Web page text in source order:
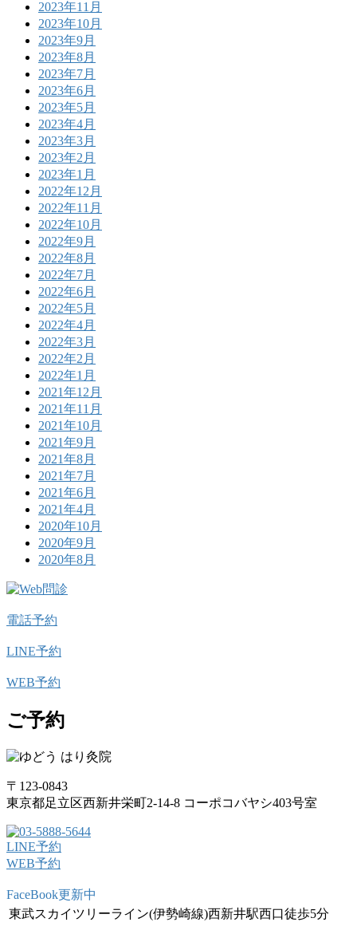
2023年11月
2023年10月
2023年9月
2023年8月
2023年7月
2023年6月
2023年5月
2023年4月
2023年3月
2023年2月
2023年1月
2022年12月
2022年11月
2022年10月
2022年9月
2022年8月
2022年7月
2022年6月
2022年5月
2022年4月
2022年3月
2022年2月
2022年1月
2021年12月
2021年11月
2021年10月
2021年9月
2021年8月
2021年7月
2021年6月
2021年4月
2020年10月
2020年9月
2020年8月
電話予約
LINE予約
WEB予約
ご予約
〒123-0843
東京都足立区西新井栄町2-14-8 コーポコバヤシ403号室
LINE予約
WEB予約
FaceBook更新中
東武スカイツリーライン(伊勢崎線)西新井駅西口徒歩5分